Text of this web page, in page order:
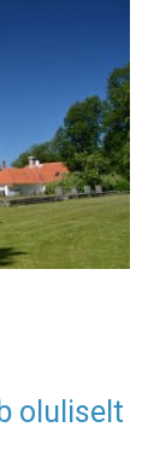
oluliselt